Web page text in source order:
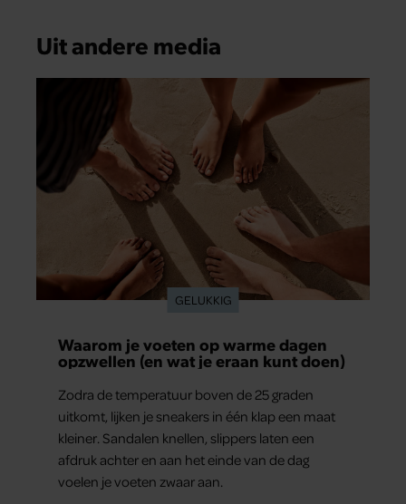
Uit andere media
GELUKKIG
Waarom je voeten op warme dagen
opzwellen (en wat je eraan kunt doen)
Zodra de temperatuur boven de 25 graden
uitkomt, lijken je sneakers in één klap een maat
kleiner. Sandalen knellen, slippers laten een
afdruk achter en aan het einde van de dag
voelen je voeten zwaar aan.